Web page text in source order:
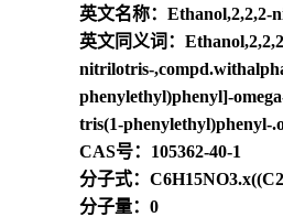
英文名称：Ethanol,2,2,2-
英文同义词：
nitrilotris-
phenylethyl)phenyl]-
tris(1-phenylethyl)phenyl-
CAS号：105362-40-1
分子式：
分子量：0